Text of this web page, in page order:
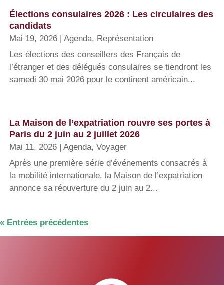
Élections consulaires 2026 : Les circulaires des
candidats
Mai 19, 2026 Agenda, Représentation
Les élections des conseillers des Français de
l’étranger et des délégués consulaires se tiendront les
samedi 30 mai 2026 pour le continent américain...
La Maison de l’expatriation rouvre ses portes à
Paris du 2 juin au 2 juillet 2026
Mai 11, 2026 Agenda, Voyager
Après une première série d’événements consacrés à
la mobilité internationale, la Maison de l’expatriation
annonce sa réouverture du 2 juin au 2...
« Entrées précédentes